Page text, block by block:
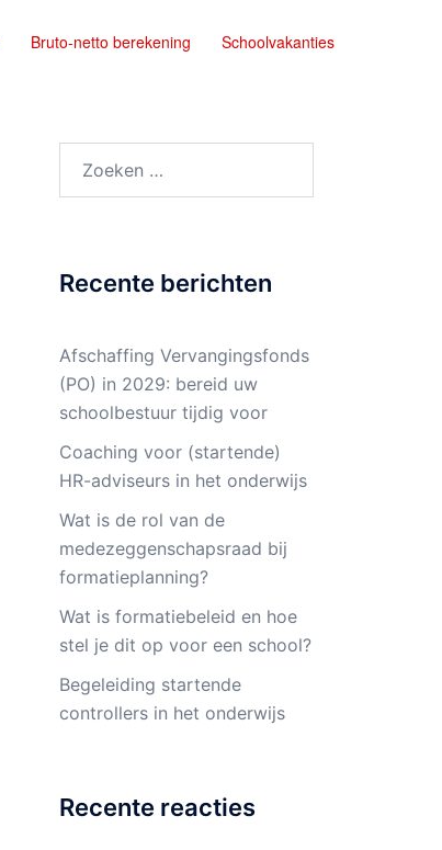
Bruto-netto berekening
Schoolvakanties
Recente berichten
Afschaffing Vervangingsfonds
(PO) in 2029: bereid uw
schoolbestuur tijdig voor
Coaching voor (startende)
HR-adviseurs in het onderwijs
Wat is de rol van de
medezeggenschapsraad bij
formatieplanning?
Wat is formatiebeleid en hoe
stel je dit op voor een school?
Begeleiding startende
controllers in het onderwijs
Recente reacties